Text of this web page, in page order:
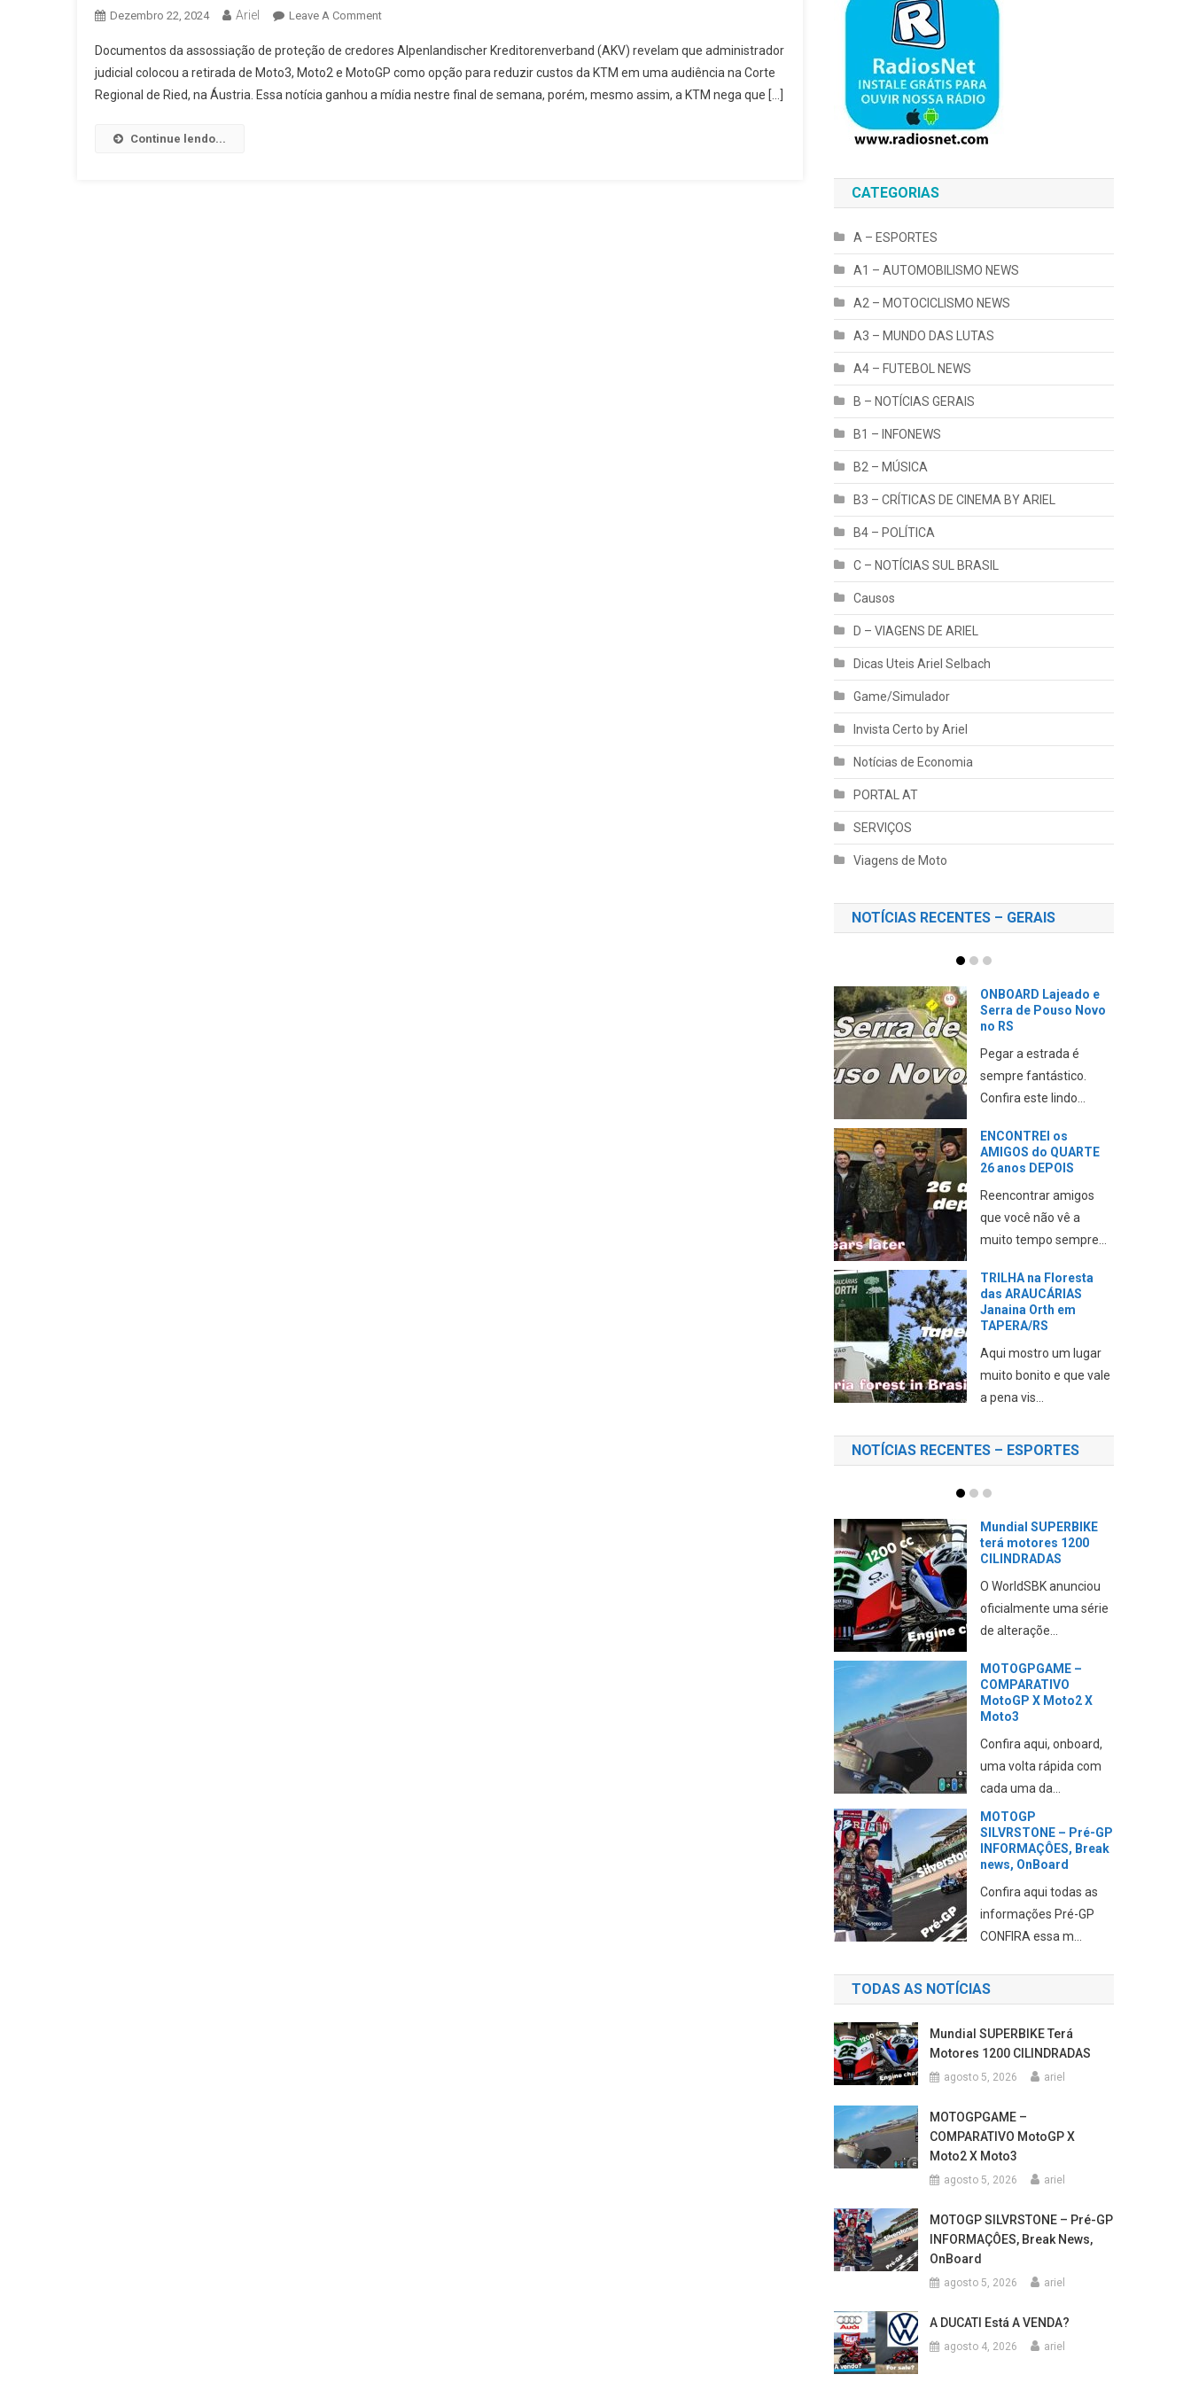
Dezembro 22, 2024 Ariel Leave A CommentOn
KTM
Nega
Saída
Documentos da assossiação de proteção de credores Alpenlandischer Kreditorenverband (AKV) revelam que administrador
judicial colocou a retirada de Moto3, Moto2 e MotoGP como opção para reduzir custos da KTM em uma audiência na Corte
Regional de Ried, na Áustria. Essa notícia ganhou a mídia nestre final de semana, porém, mesmo assim, a KTM nega que […]
Continue lendo...
CATEGORIAS
A – ESPORTES
A1 – AUTOMOBILISMO NEWS
A2 – MOTOCICLISMO NEWS
A3 – MUNDO DAS LUTAS
A4 – FUTEBOL NEWS
B – NOTÍCIAS GERAIS
B1 – INFONEWS
B2 – MÚSICA
B3 – CRÍTICAS DE CINEMA BY ARIEL
B4 – POLÍTICA
C – NOTÍCIAS SUL BRASIL
Causos
D – VIAGENS DE ARIEL
Dicas Uteis Ariel Selbach
Game/Simulador
Invista Certo by Ariel
Notícias de Economia
PORTAL AT
SERVIÇOS
Viagens de Moto
NOTÍCIAS RECENTES – GERAIS
CAMINHANDO no
trânsito PERIGOSO de
SÃO PAULO até o
Neste vídeo eu mostro
minha experiência ao
Parque da GARE em
Passo FUNDO no RS
Conhecendo
Tupaciretã no RS –
PONTOS TURÍSTICOS
NOTÍCIAS RECENTES – ESPORTES
A DUCATI está a
VENDA?
nota sobre o assunto
CONFIRA essa m...
A DUCATI revela seu
PLANO para 2027
Aqui falamos da
MOTOGP e F1 juntas
no GP dos EUA de
Fórmula1
Estão sendo
elaborados planos para
juntar as duas categ...
TODAS AS NOTÍCIAS
Motores 1200 CILINDRADAS
COMPARATIVO MotoGP X
Moto2 X Moto3
INFORMAÇÔES, Break News,
OnBoard